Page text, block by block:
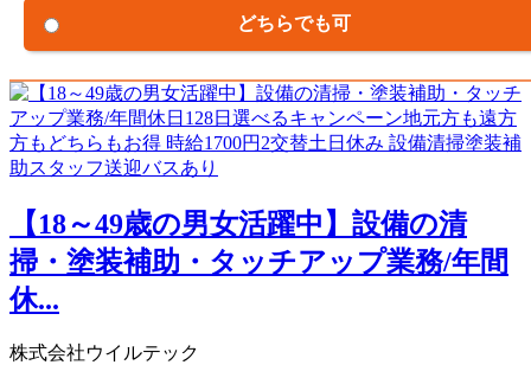
どちらでも可
【18～49歳の男女活躍中】設備の清
掃・塗装補助・タッチアップ業務/年間
休...
株式会社ウイルテック